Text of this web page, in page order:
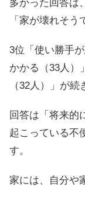
多かった回答は
「家が壊れそう
3位「使い勝手
かかる（33人）
（32人）」が続
回答は「将来的
起こっている不
す。
家には、自分や